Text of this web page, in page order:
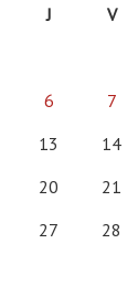
J V
6 7
13 14
20 21
27 28